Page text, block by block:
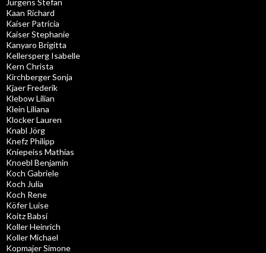
Jürgens Stefan
Kaan Richard
Kaiser Patricia
Kaiser Stephanie
Kanyaro Brigitta
Kellersperg Isabelle
Kern Christa
Kirchberger Sonja
Kjaer Frederik
Klebow Lilian
Klein Liliana
Klocker Lauren
Knabl Jörg
Knefz Philipp
Kniepeiss Mathias
Knoebl Benjamin
Koch Gabriele
Koch Julia
Koch Rene
Köfer Luise
Koitz Babsi
Koller Heinrich
Koller Michael
Kopmajer Simone